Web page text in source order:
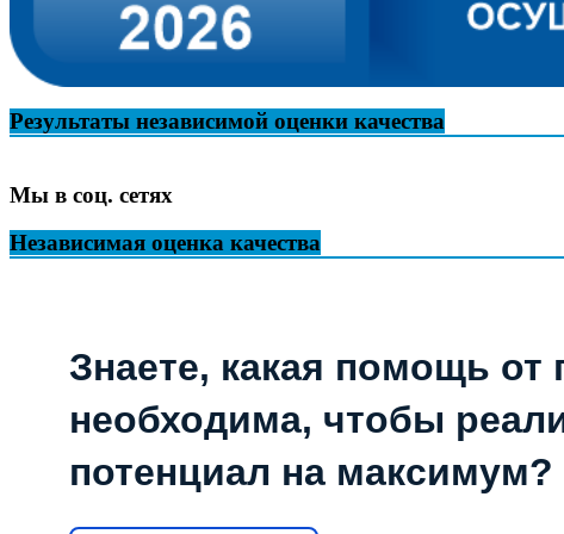
Результаты независимой оценки качества
Мы в соц. сетях
Независимая оценка качества
Знаете, какая помощь от
необходима, чтобы
потенциал на максимум?